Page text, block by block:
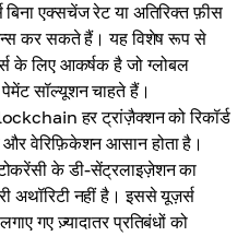
एक्सचेंज रेट या अतिरिक्त फ़ीस
कर सकते हैं। यह विशेष रूप से
के लिए आकर्षक है जो ग्लोबल
सॉल्यूशन चाहते हैं।
हर ट्रांज़ैक्शन को रिकॉर्ड
और वेरिफ़िकेशन आसान होता है।
के डी-सेंट्रलाइज़ेशन का
अथॉरिटी नहीं है। इससे यूज़र्स
गए ज़्यादातर प्रतिबंधों को